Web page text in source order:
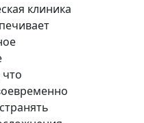
клиника